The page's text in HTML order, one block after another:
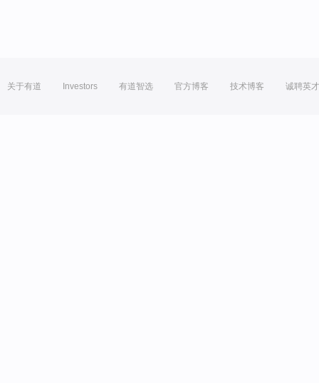
关于有道 Investors 有道智选 官方博客 技术博客 诚聘英才